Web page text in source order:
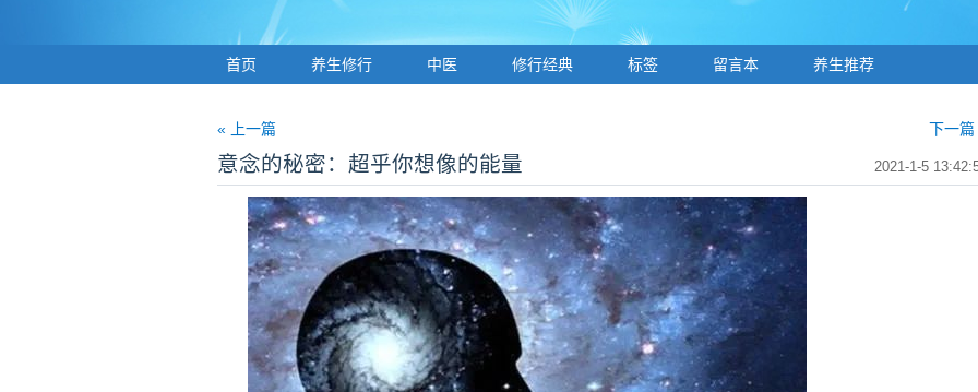
首页 养生修行 中医 修行经典 标签 留言本 养生推荐
« 上一篇 下一篇
2021-1-5
意念的秘密：超乎你想像的能量